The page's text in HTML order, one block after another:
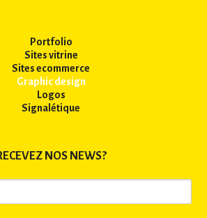
Portfolio
Sites vitrine
Sites ecommerce
Graphic design
Logos
Signalétique
NOS NEWS?